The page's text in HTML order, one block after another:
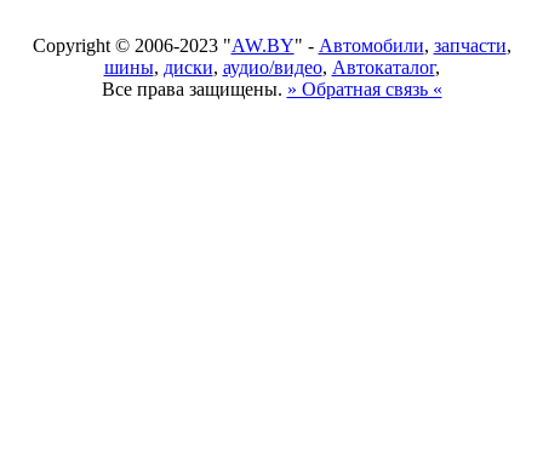
Copyright © 2006-2023 "AW.BY" - Автомобили, запчасти,
шины, диски, аудио/видео, Автокаталог,
Все права защищены. » Обратная связь «